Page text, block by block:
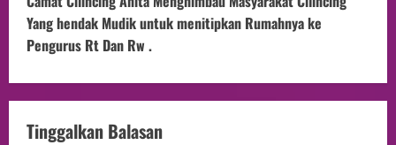
Yang hendak Mudik untuk menitipkan Rumahnya ke
Pengurus Rt Dan Rw .
Tinggalkan Balasan